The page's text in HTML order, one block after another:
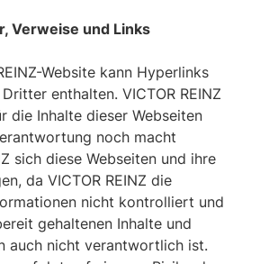
Verweise und Links
Website kann Hyperlinks
enthalten. VICTOR REINZ
die Inhalte dieser Webseiten
noch macht
sich diese Webseiten und ihre
da VICTOR REINZ die
nicht kontrolliert und
gehaltenen Inhalte und
auch nicht verantwortlich ist.